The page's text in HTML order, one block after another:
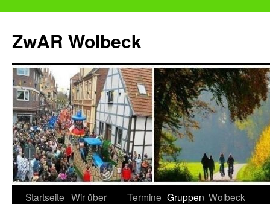
springen
ZwAR Wolbeck
Startseite Wir über
Termine Gruppen Wolbeck